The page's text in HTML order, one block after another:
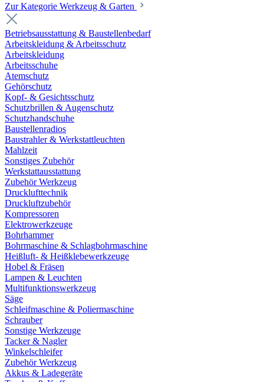
Zur Kategorie Werkzeug & Garten
Betriebsausstattung & Baustellenbedarf
Arbeitskleidung & Arbeitsschutz
Arbeitskleidung
Arbeitsschuhe
Atemschutz
Gehörschutz
Kopf- & Gesichtsschutz
Schutzbrillen & Augenschutz
Schutzhandschuhe
Baustellenradios
Baustrahler & Werkstattleuchten
Mahlzeit
Sonstiges Zubehör
Werkstattausstattung
Zubehör Werkzeug
Drucklufttechnik
Druckluftzubehör
Kompressoren
Elektrowerkzeuge
Bohrhammer
Bohrmaschine & Schlagbohrmaschine
Heißluft- & Heißklebewerkzeuge
Hobel & Fräsen
Lampen & Leuchten
Multifunktionswerkzeug
Säge
Schleifmaschine & Poliermaschine
Schrauber
Sonstige Werkzeuge
Tacker & Nagler
Winkelschleifer
Zubehör Werkzeug
Akkus & Ladegeräte